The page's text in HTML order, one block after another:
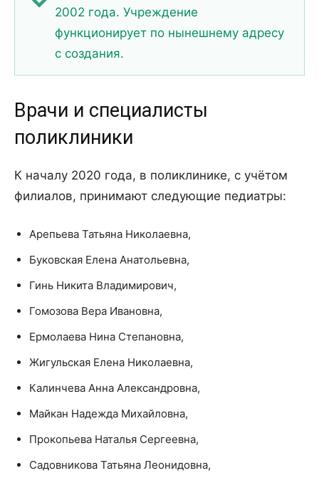
2002 года. Учреждение
функционирует по нынешнему адресу
с создания.
Врачи и специалисты
поликлиники
К началу 2020 года, в поликлинике, с учётом
филиалов, принимают следующие педиатры:
Арепьева Татьяна Николаевна,
Буковская Елена Анатольевна,
Гинь Никита Владимирович,
Гомозова Вера Ивановна,
Ермолаева Нина Степановна,
Жигульская Елена Николаевна,
Калинчева Анна Александровна,
Майкан Надежда Михайловна,
Прокопьева Наталья Сергеевна,
Садовникова Татьяна Леонидовна,